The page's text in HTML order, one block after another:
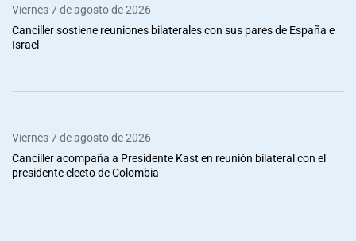
Viernes 7 de agosto de 2026
Canciller sostiene reuniones bilaterales con sus pares de España e
Israel
Viernes 7 de agosto de 2026
Canciller acompaña a Presidente Kast en reunión bilateral con el
presidente electo de Colombia